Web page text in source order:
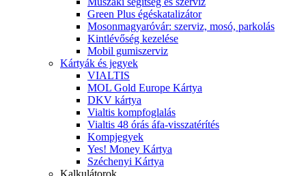
Green Plus égéskatalizátor
Mosonmagyaróvár: szerviz, mosó, parkolás
Kintlévőség kezelése
Mobil gumiszerviz
Kártyák és jegyek
VIALTIS
MOL Gold Europe Kártya
DKV kártya
Vialtis kompfoglalás
Vialtis 48 órás áfa-visszatérítés
Kompjegyek
Yes! Money Kártya
Széchenyi Kártya